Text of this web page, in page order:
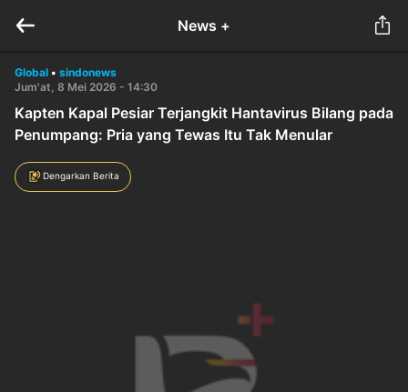
News +
Global • sindonews
Jum'at, 8 Mei 2026 - 14:30
Kapten Kapal Pesiar Terjangkit Hantavirus Bilang pada
Penumpang: Pria yang Tewas Itu Tak Menular
Dengarkan Berita